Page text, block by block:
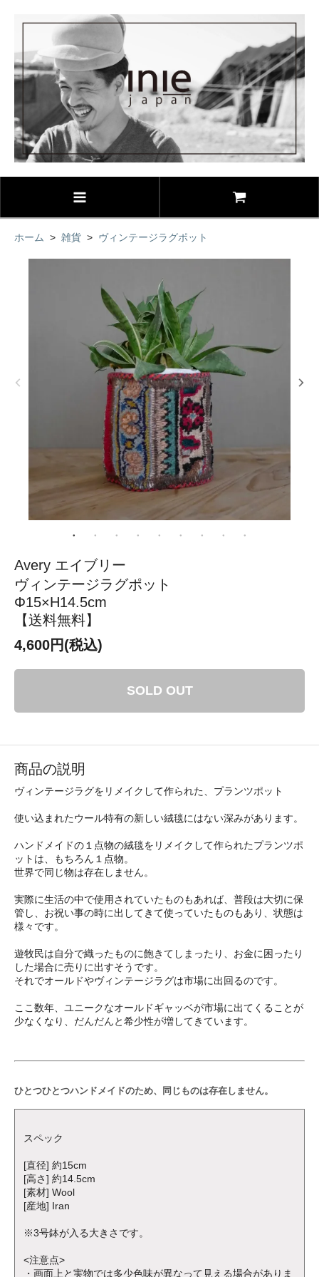
ホーム > 雑貨 > ヴィンテージラグポット
Avery エイブリー
ヴィンテージラグポット
Φ15×H14.5cm
【送料無料】
4,600円(税込)
SOLD OUT
商品の説明
ヴィンテージラグをリメイクして作られた、プランツポット
使い込まれたウール特有の新しい絨毯にはない深みがあります。
ハンドメイドの１点物の絨毯をリメイクして作られたプランツポ
ットは、もちろん１点物。
世界で同じ物は存在しません。
実際に生活の中で使用されていたものもあれば、普段は大切に保
管し、お祝い事の時に出してきて使っていたものもあり、状態は
様々です。
遊牧民は自分で織ったものに飽きてしまったり、お金に困ったり
した場合に売りに出すそうです。
それでオールドやヴィンテージラグは市場に出回るのです。
ここ数年、ユニークなオールドギャッベが市場に出てくることが
少なくなり、だんだんと希少性が増してきています。
ひとつひとつハンドメイドのため、同じものは存在しません。
スペック
[直径] 約15cm
[高さ] 約14.5cm
[素材] Wool
[産地] Iran
※3号鉢が入る大きさです。
<注意点>
・画面上と実物では多少色味が異なって見える場合がありま